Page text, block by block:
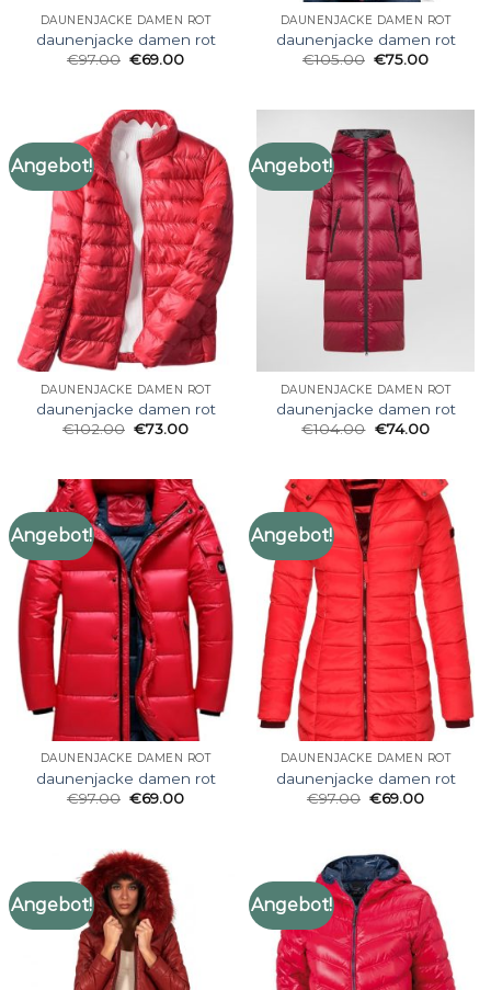
DAUNENJACKE DAMEN ROT
daunenjacke damen rot
€97.00 €69.00
DAUNENJACKE DAMEN ROT
daunenjacke damen rot
€105.00 €75.00
Angebot!
DAUNENJACKE DAMEN ROT
daunenjacke damen rot
€102.00 €73.00
Angebot!
DAUNENJACKE DAMEN ROT
daunenjacke damen rot
€104.00 €74.00
Angebot!
DAUNENJACKE DAMEN ROT
daunenjacke damen rot
€97.00 €69.00
Angebot!
DAUNENJACKE DAMEN ROT
daunenjacke damen rot
€97.00 €69.00
Angebot! Angebot!